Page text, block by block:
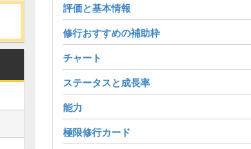
評価と基本情報
修行おすすめの補助枠
チャート
ステータスと成長率
能力
極限修行カード